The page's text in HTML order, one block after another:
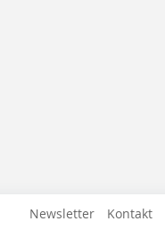
Newsletter Kontakt